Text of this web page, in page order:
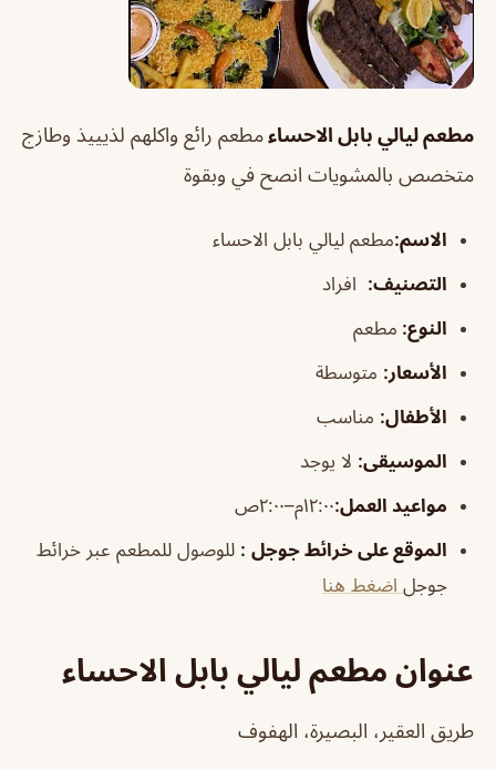
مطعم ليالي بابل الاحساء مطعم رائع واكلهم لذيييذ وطازج
متخصص بالمشويات انصح في وبقوة
الاسم:مطعم ليالي بابل الاحساء
التصنيف: افراد
النوع: مطعم
الأسعار: متوسطة
الأطفال: مناسب
الموسيقى: لا يوجد
مواعيد العمل:١٢:٠٠م–٢:٠٠ص
الموقع على خرائط جوجل : للوصول للمطعم عبر خرائط
جوجل اضغط هنا
عنوان مطعم ليالي بابل الاحساء
طريق العقير، البصيرة، الهفوف